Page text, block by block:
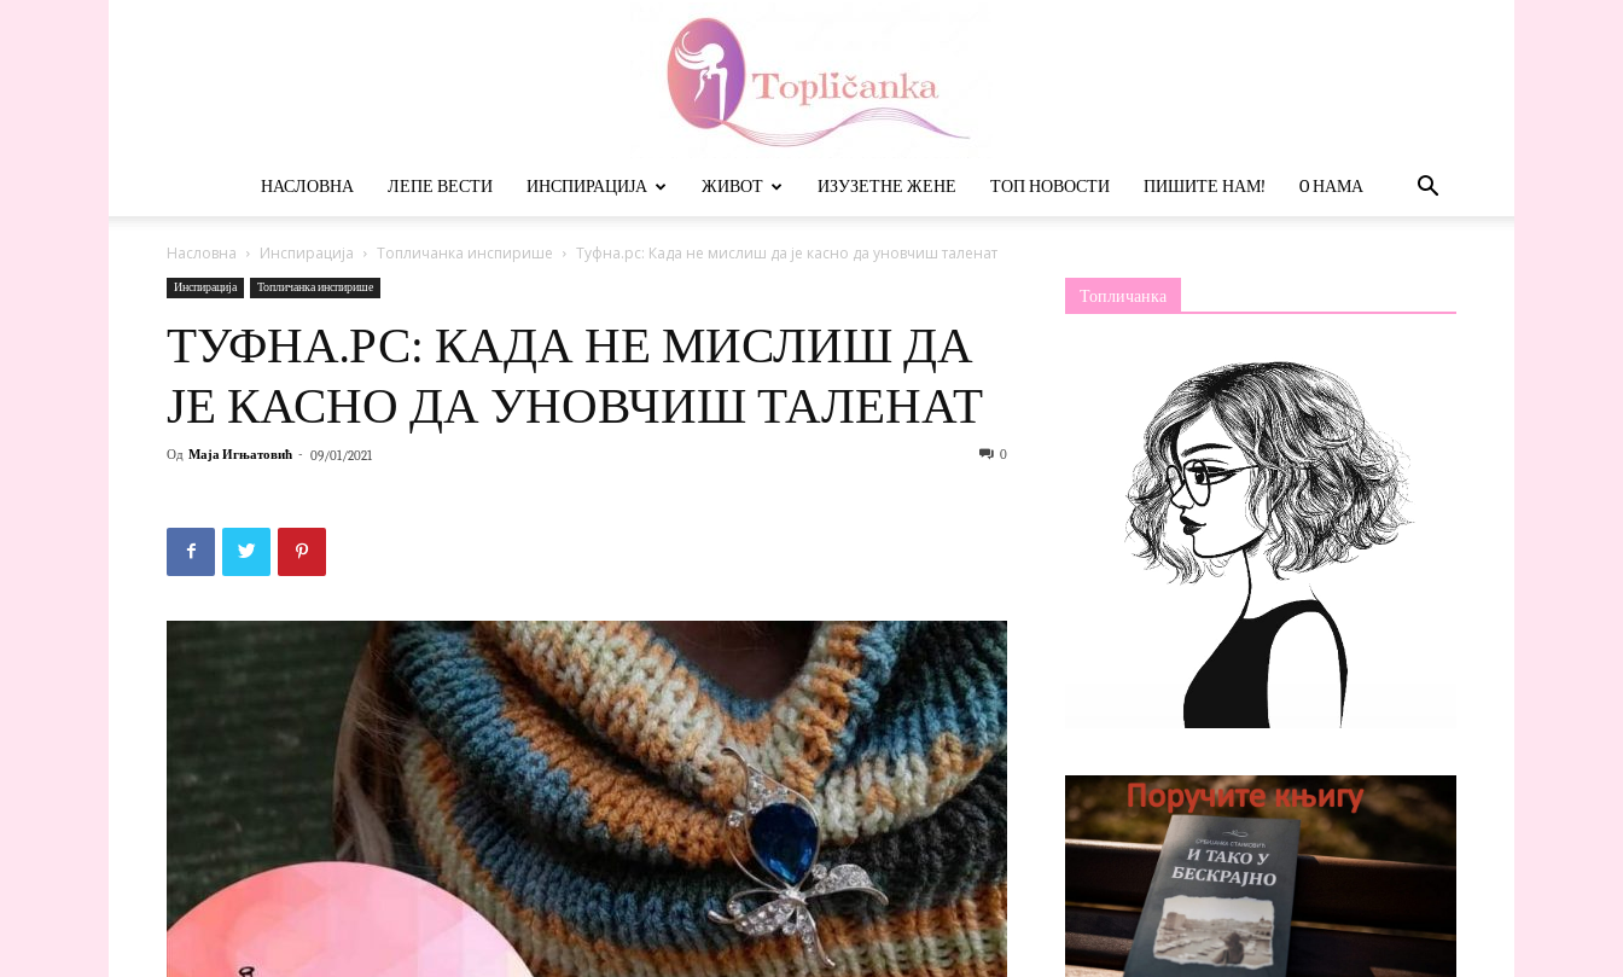
НАСЛОВНА ЛЕПЕ ВЕСТИ ИНСПИРАЦИЈА ЖИВОТ ИЗУЗЕТНЕ ЖЕНЕ ТОП НОВОСТИ ПИШИТЕ НАМ! O НАМА
Насловна Инспирација Топличанка инспирише Туфна.рс: Када не мислиш да је касно да уновчиш таленат
Инспирација Топличанка инспирише
ТУФНА.РС: КАДА НЕ МИСЛИШ ДА
ЈЕ КАСНО ДА УНОВЧИШ ТАЛЕНАТ
Од Маја Игњатовић - 09/01/2021 0
Топличанка